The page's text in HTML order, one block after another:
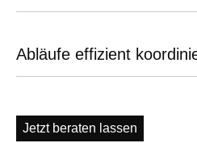
Abläufe effizient
Jetzt beraten lassen